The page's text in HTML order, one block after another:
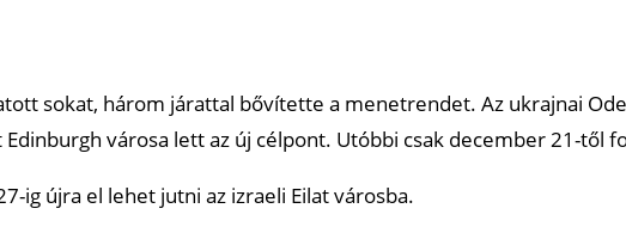
sokat, három járattal bővítette a menetrendet. Az ukrajnai
Edinburgh városa lett az új célpont. Utóbbi csak december 21-től
ig újra el lehet jutni az izraeli Eilat városba.